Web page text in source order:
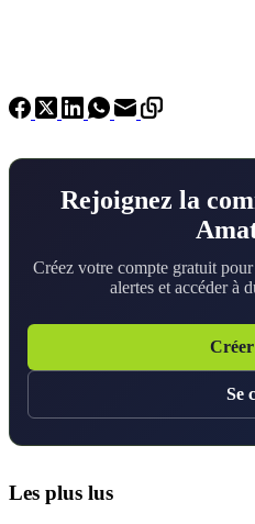
Rejoignez la
Créez votre compte gratuit
alertes et accéder à
Se
Les plus lus